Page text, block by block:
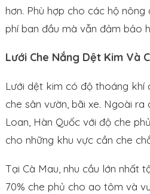
hơn. Phù hợp cho các hộ
phí ban đầu mà vẫn đảm bảo
Lưới Che Nắng Dệt Kim Và
Lưới dệt kim có độ thoáng khí
che sân vườn, bãi xe. Ngoài
Loan, Hàn Quốc với độ che
cho những khu vực cần che
Tại Cà Mau, nhu cầu lớn nhất
70% che phủ cho ao tôm và